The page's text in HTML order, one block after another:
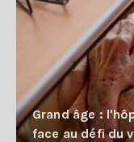
TENDANCES
SERVICES
GAZETTE
Grand âge :
face au défi du